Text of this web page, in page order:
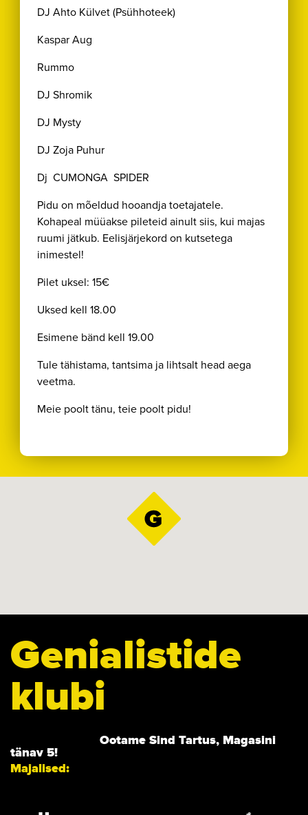
DJ Ahto Külvet (Psühhoteek)
Kaspar Aug
Rummo
DJ Shromik
DJ Mysty
DJ Zoja Puhur
Dj CUMONGA SPIDER
Pidu on mõeldud hooandja toetajatele.
Kohapeal müüakse pileteid ainult siis, kui majas
ruumi jätkub. Eelisjärjekord on kutsetega
inimestel!
Pilet uksel: 15€
Uksed kell 18.00
Esimene bänd kell 19.00
Tule tähistama, tantsima ja lihtsalt head aega
veetma.
Meie poolt tänu, teie poolt pidu!
Genialistide
klubi
Ootame Sind Tartus, Magasini
tänav 5!
Majalised: